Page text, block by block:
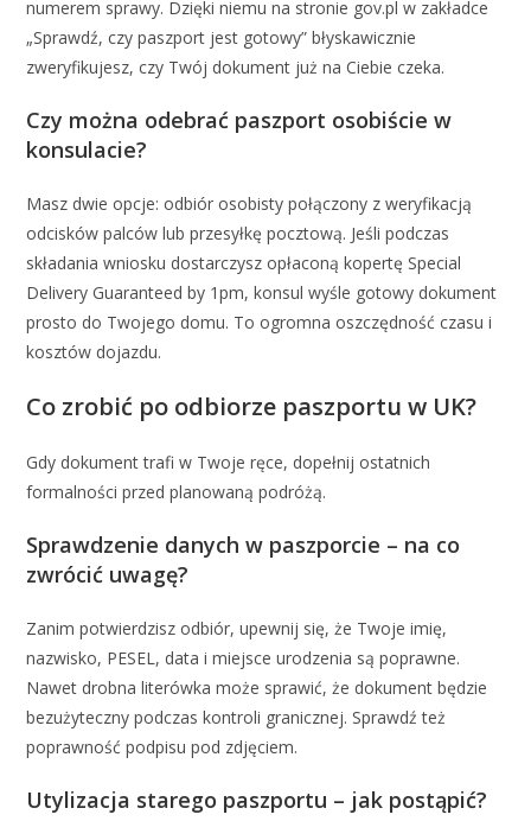
numerem sprawy. Dzięki niemu na stronie gov.pl w zakładce
„Sprawdź, czy paszport jest gotowy” błyskawicznie
zweryfikujesz, czy Twój dokument już na Ciebie czeka.
Czy można odebrać paszport osobiście w
konsulacie?
Masz dwie opcje: odbiór osobisty połączony z weryfikacją
odcisków palców lub przesyłkę pocztową. Jeśli podczas
składania wniosku dostarczysz opłaconą kopertę Special
Delivery Guaranteed by 1pm, konsul wyśle gotowy dokument
prosto do Twojego domu. To ogromna oszczędność czasu i
kosztów dojazdu.
Co zrobić po odbiorze paszportu w UK?
Gdy dokument trafi w Twoje ręce, dopełnij ostatnich
formalności przed planowaną podróżą.
Sprawdzenie danych w paszporcie – na co
zwrócić uwagę?
Zanim potwierdzisz odbiór, upewnij się, że Twoje imię,
nazwisko, PESEL, data i miejsce urodzenia są poprawne.
Nawet drobna literówka może sprawić, że dokument będzie
bezużyteczny podczas kontroli granicznej. Sprawdź też
poprawność podpisu pod zdjęciem.
Utylizacja starego paszportu – jak postąpić?